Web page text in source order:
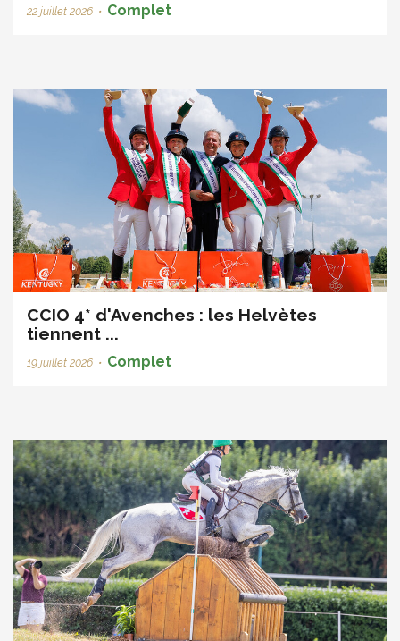
22 juillet 2026 • Complet
CCIO 4* d'Avenches : les Helvètes
tiennent ...
19 juillet 2026 • Complet